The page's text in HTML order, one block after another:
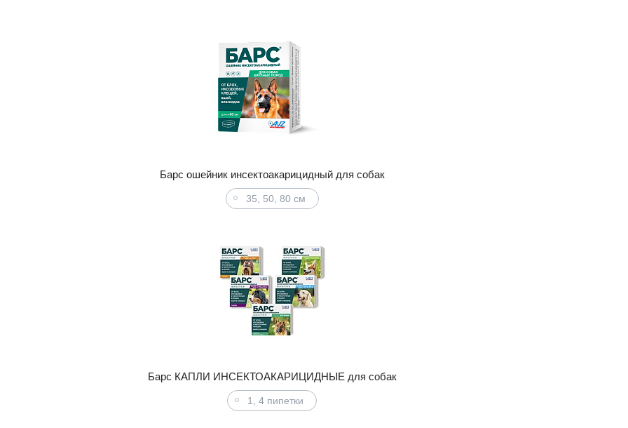
Барс ошейник инсектоакарицидный для собак
35, 50, 80 см
Барс КАПЛИ ИНСЕКТОАКАРИЦИДНЫЕ для собак
1, 4 пипетки